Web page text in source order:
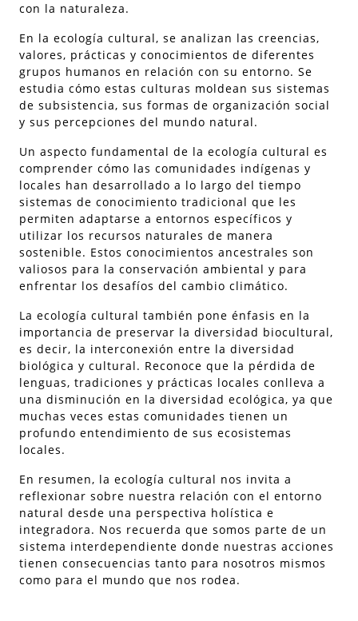
con la naturaleza.
En la ecología cultural, se analizan las creencias,
valores, prácticas y conocimientos de diferentes
grupos humanos en relación con su entorno. Se
estudia cómo estas culturas moldean sus sistemas
de subsistencia, sus formas de organización social
y sus percepciones del mundo natural.
Un aspecto fundamental de la ecología cultural es
comprender cómo las comunidades indígenas y
locales han desarrollado a lo largo del tiempo
sistemas de conocimiento tradicional que les
permiten adaptarse a entornos específicos y
utilizar los recursos naturales de manera
sostenible. Estos conocimientos ancestrales son
valiosos para la conservación ambiental y para
enfrentar los desafíos del cambio climático.
La ecología cultural también pone énfasis en la
importancia de preservar la diversidad biocultural,
es decir, la interconexión entre la diversidad
biológica y cultural. Reconoce que la pérdida de
lenguas, tradiciones y prácticas locales conlleva a
una disminución en la diversidad ecológica, ya que
muchas veces estas comunidades tienen un
profundo entendimiento de sus ecosistemas
locales.
En resumen, la ecología cultural nos invita a
reflexionar sobre nuestra relación con el entorno
natural desde una perspectiva holística e
integradora. Nos recuerda que somos parte de un
sistema interdependiente donde nuestras acciones
tienen consecuencias tanto para nosotros mismos
como para el mundo que nos rodea.